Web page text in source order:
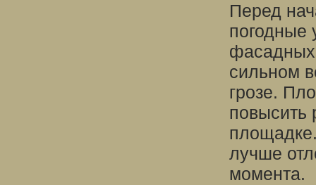
Перед
погодные
фасадных
сильном
грозе.
повысить
лучше
момента.